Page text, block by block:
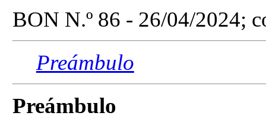
BON N.º 86 - 26/04/2024;
Preámbulo
Preámbulo